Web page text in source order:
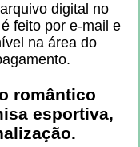
digital no
feito por e-mail e
na área do
romântico
esportiva,